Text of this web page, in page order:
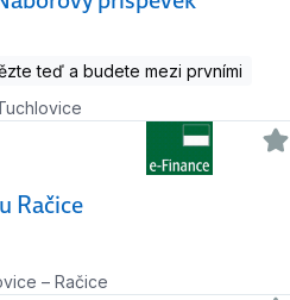
teď a budete mezi prvními
Račice
– Račice